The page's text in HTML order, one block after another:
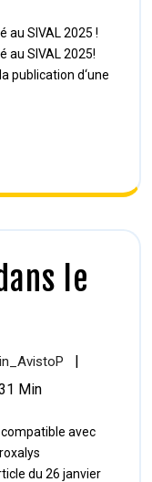
au SIVAL 2025!
publication d‘une
le
|
Min
du 26 janvier